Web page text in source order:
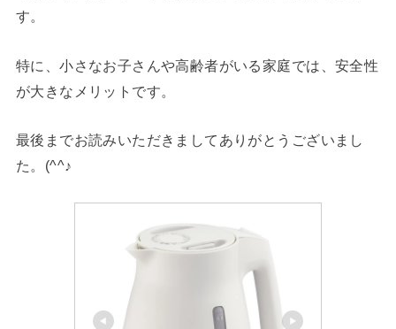
す。
特に、小さなお子さんや高齢者がいる家庭では、安全性
が大きなメリットです。
最後までお読みいただきましてありがとうございまし
た。(^^♪